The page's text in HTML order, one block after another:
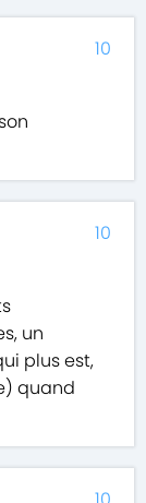
10
un
plus est,
quand
10